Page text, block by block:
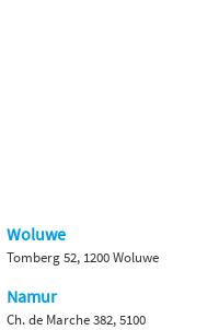
Woluwe
Tomberg 52, 1200 Woluwe
Namur
Ch. de Marche 382, 5100